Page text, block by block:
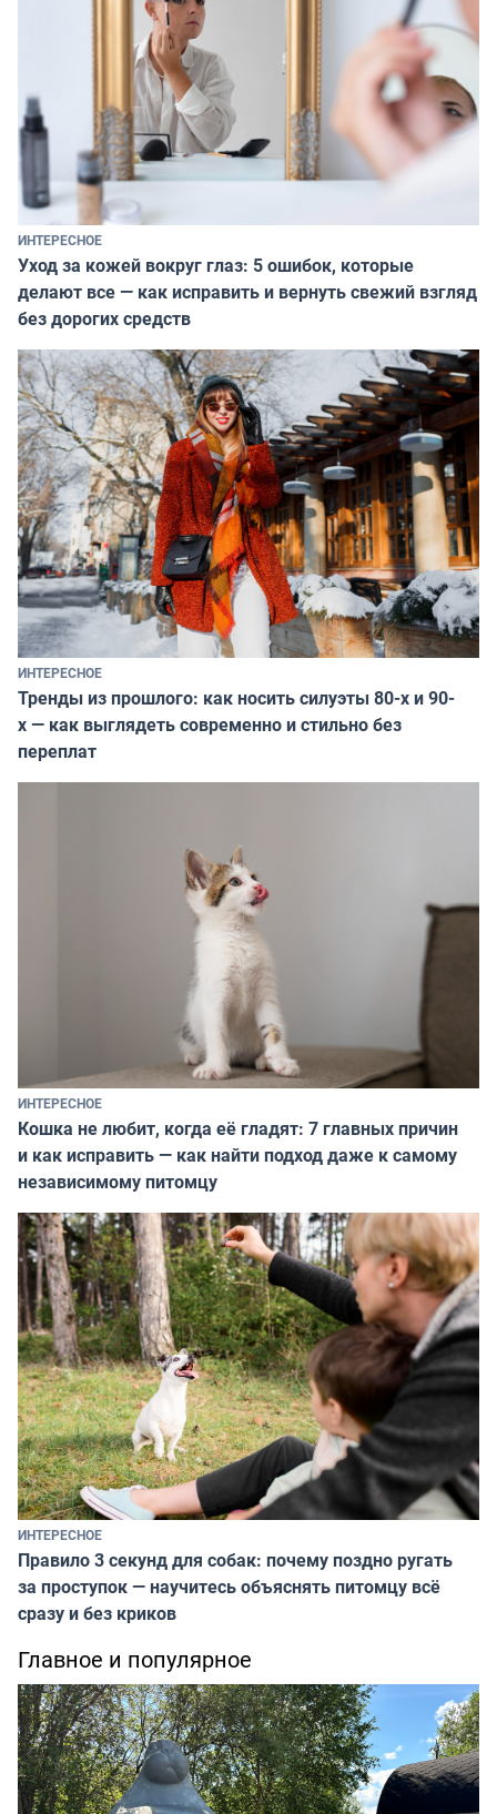
ИНТЕРЕСНОЕ
Уход за кожей вокруг глаз: 5 ошибок, которые
делают все — как исправить и вернуть свежий взгляд
без дорогих средств
ИНТЕРЕСНОЕ
Тренды из прошлого: как носить силуэты 80-х и 90-
х — как выглядеть современно и стильно без
переплат
ИНТЕРЕСНОЕ
Кошка не любит, когда её гладят: 7 главных причин
и как исправить — как найти подход даже к самому
независимому питомцу
ИНТЕРЕСНОЕ
Правило 3 секунд для собак: почему поздно ругать
за проступок — научитесь объяснять питомцу всё
сразу и без криков
Главное и популярное